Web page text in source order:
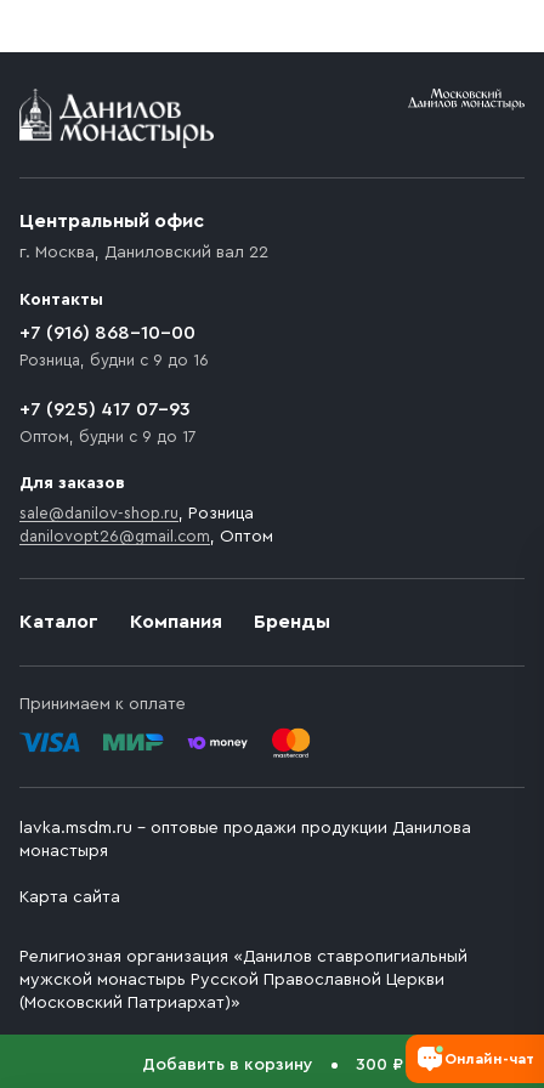
Добавить в корзину 300 ₽
Условия доставки
возникают препятствия для подъезда автомобиля,
которое максимально близко к месту запланированной
движения. Если на территории места назначения
доставки предусмотрен платный въезд, то Покупателю
необходимо компенсировать стоимость въезда
Каталог Компания Бренды
Принимаем к оплате
Центральный офис
г. Москва, Даниловский вал 22
Контакты
+7 (916) 868-10-00
Розница, будни с 9 до 16
+7 (925) 417 07-93
Оптом, будни с 9 до 17
Для заказов
sale@danilov-shop.ru, Розница
danilovopt26@gmail.com, Оптом
lavka.msdm.ru – оптовые продажи продукции Данилова
монастыря
Карта сайта
Религиозная организация «Данилов ставропигиальный
мужской монастырь Русской Православной Церкви
(Московский Патриархат)»
Онлайн-чат